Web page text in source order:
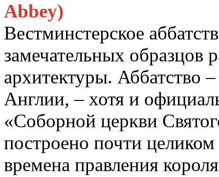
Abbey)
Вестминстерское
замечательных образцов
архитектуры. Аббатство
Англии, – хотя и
«Соборной церкви
построено почти
времена правления